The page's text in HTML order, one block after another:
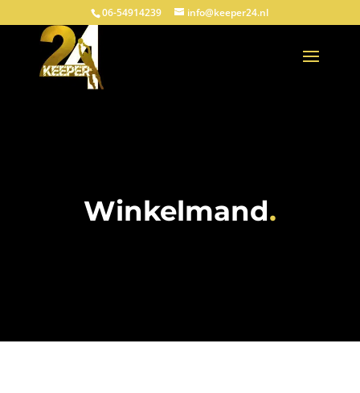
06-54914239 info@keeper24.nl
Winkelmand.